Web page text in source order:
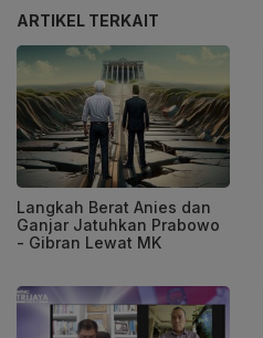
ARTIKEL TERKAIT
Langkah Berat Anies dan
Ganjar Jatuhkan Prabowo
- Gibran Lewat MK